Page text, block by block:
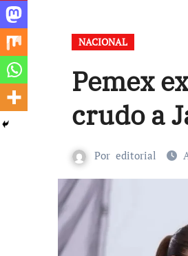
NACIONAL
Pemex
crudo a
Por editorial